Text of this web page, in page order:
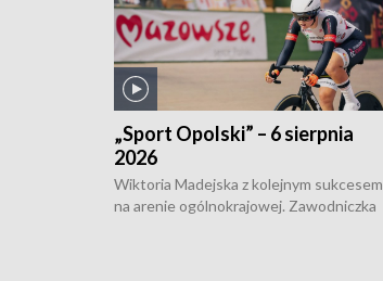
„Sport Opolski” – 6 sierpnia
2026
Wiktoria Madejska z kolejnym sukcesem
na arenie ogólnokrajowej. Zawodniczka